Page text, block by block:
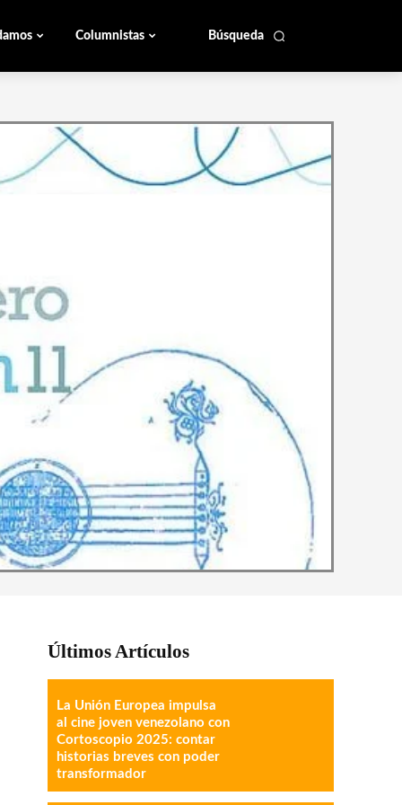
Búsqueda
Columnistas
Últimos Artículos
La Unión Europea impulsa
al cine joven venezolano con
Cortoscopio 2025: contar
historias breves con poder
transformador